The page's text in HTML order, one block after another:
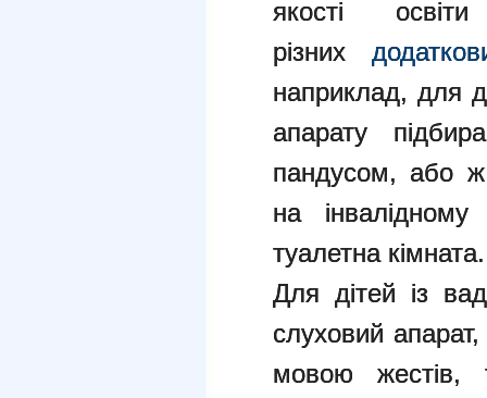
якості
різних
наприклад, для
апарату
пандусом, або
на інвалідному
туалетна кімната.
Для дітей із
слуховий
мовою жестів,